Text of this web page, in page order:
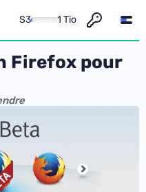
S3 1 Tio
Firefox pour